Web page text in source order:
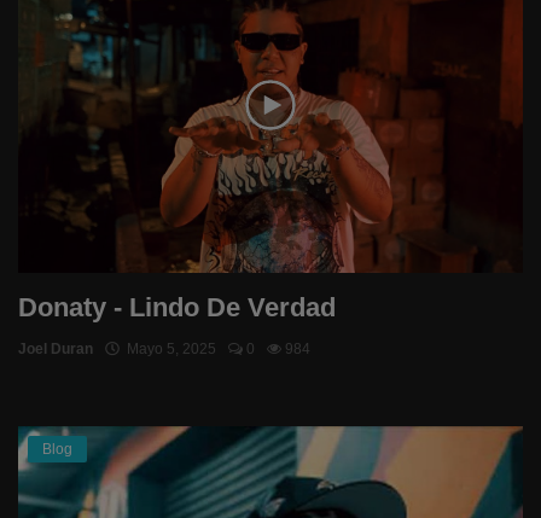
Donaty - Lindo De Verdad
Joel Duran Mayo 5, 2025 0 984
Blog